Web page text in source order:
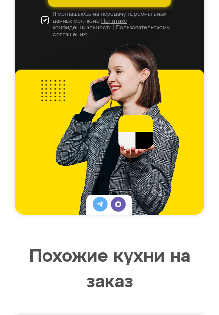
Я соглашаюсь на передачу персональных
данных согласно Политике
конфиденциальности
Пользовательскому
соглашению
Похожие кухни на
заказ